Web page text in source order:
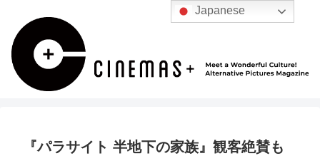
『パラサイト 半地下の家族』観客絶賛も
Japanese